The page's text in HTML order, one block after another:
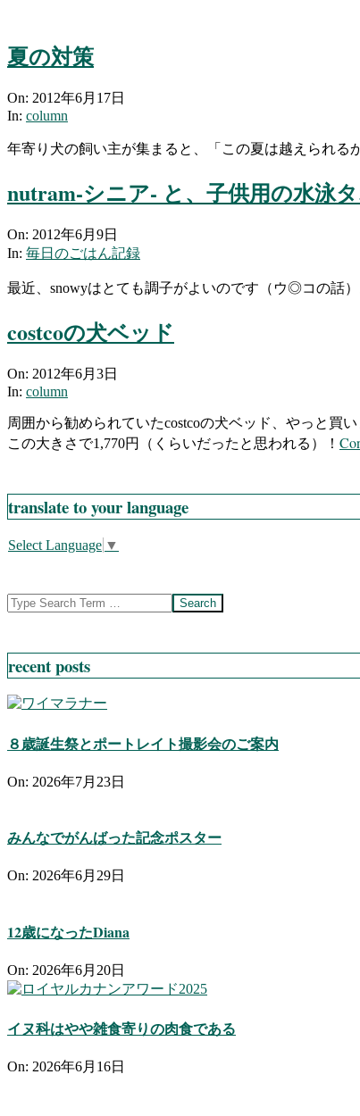
夏の対策
2012-
06-
On: 2012年6月17日
In: column
年寄り犬の飼い主が集まると、「この夏は越えられる
nutram-シニア- と、子供用の水泳
2012-
06-
On: 2012年6月9日
In: 毎日のごはん記録
最近、snowyはとても調子がよいのです（ウ◎コの話
costcoの犬ベッド
2012-
06-
On: 2012年6月3日
In: column
周囲から勧められていたcostcoの犬ベッド、やっと買い
この大きさで1,770円（くらいだったと思われる）！
translate to your language
Select Language ▼
Search
recent posts
８歳誕生祭とポートレイト撮影会のご案内
On: 2026年7月23日
みんなでがんばった記念ポスター
On: 2026年6月29日
12歳になったDiana
On: 2026年6月20日
イヌ科はやや雑食寄りの肉食である
On: 2026年6月16日